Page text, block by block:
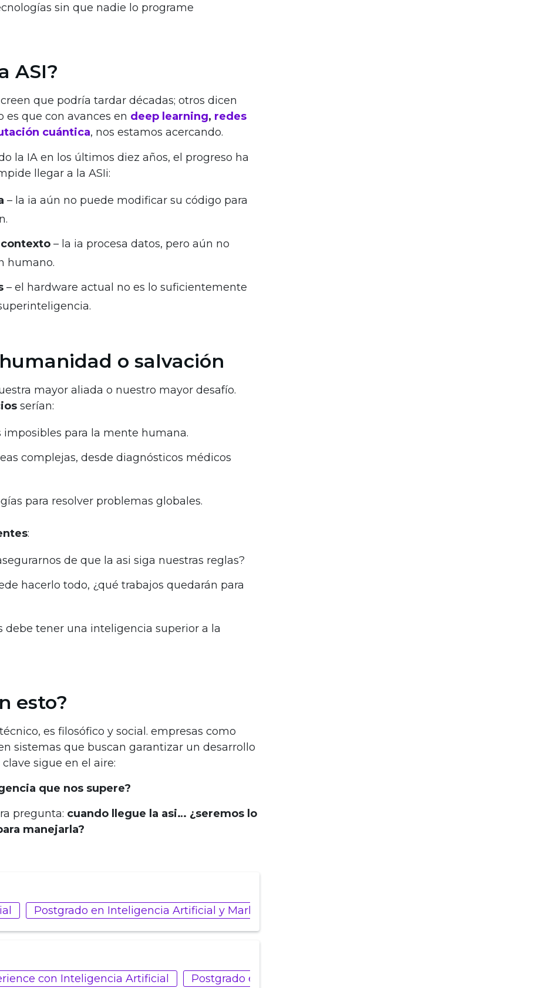
sin que nadie lo programe
ASI?
que podría tardar décadas; otros dicen
es que con avances en deep learning, redes
cuántica, nos estamos acercando.
la IA en los últimos diez años, el progreso ha
llegar a la ASIi:
– la ia aún no puede modificar su código para
– la ia procesa datos, pero aún no
humano.
– el hardware actual no es lo suficientemente
o salvación
mayor aliada o nuestro mayor desafío.
serían:
para la mente humana.
complejas, desde diagnósticos médicos
para resolver problemas globales.
:
de que la asi siga nuestras reglas?
hacerlo todo, ¿qué trabajos quedarán para
debe tener una inteligencia superior a la
esto?
es filosófico y social. empresas como
sistemas que buscan garantizar un desarrollo
sigue en el aire:
que nos supere?
pregunta: cuando llegue la asi… ¿seremos lo
manejarla?
Postgrado en Inteligencia Artificial y Marketing Digital
con Inteligencia Artificial
Postgrado en Paid Media con IA